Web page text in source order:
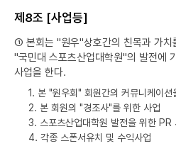
제8조 [사업등]
① 본회는 "원우"상호간의 친목과 가치
"국민대 스포츠산업대학원"의 발전에
사업을 한다.
1. 본 "원우회" 회원간의 커뮤니케이
2. 본 회원의 "경조사"를 위한 사업
3. 스포츠산업대학원 발전을 위한 PR
4. 각종 스폰서유치 및 수익사업